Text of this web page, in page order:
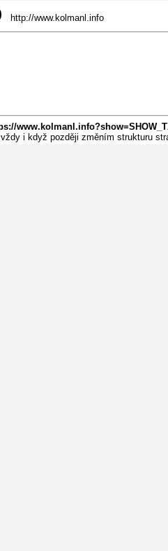
http://www.kolmanl.info
i když později změním strukturu